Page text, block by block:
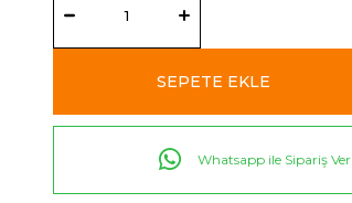
Whatsapp ile Sipariş Ver